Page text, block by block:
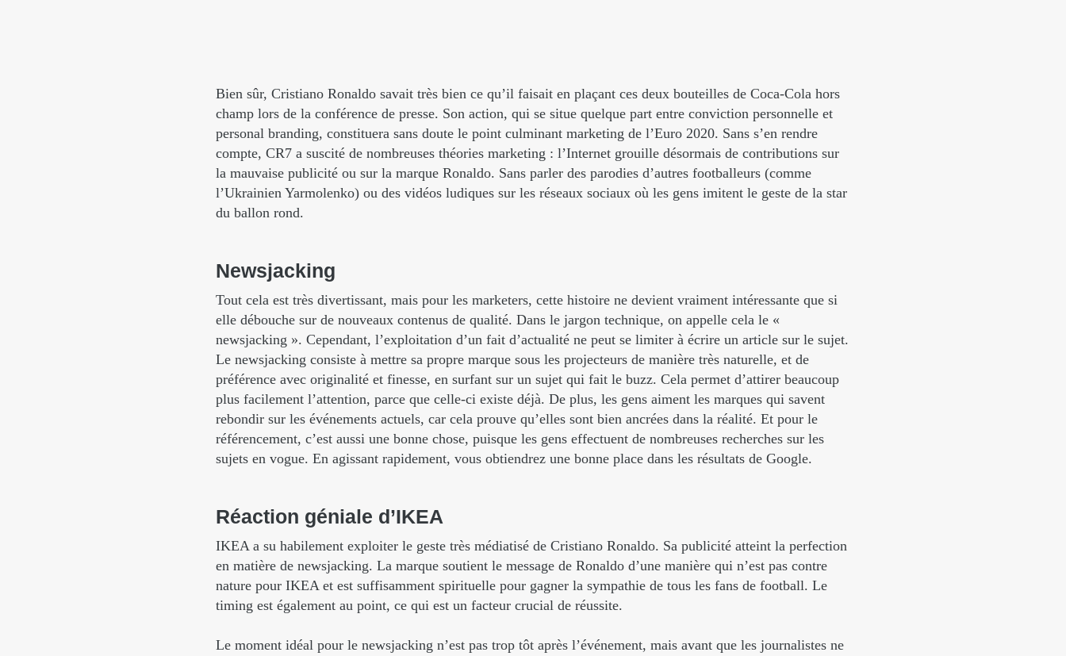
Bien sûr, Cristiano Ronaldo savait très bien ce qu’il faisait en plaçant ces deux bouteilles de Coca-Cola hors
champ lors de la conférence de presse. Son action, qui se situe quelque part entre conviction personnelle et
personal branding, constituera sans doute le point culminant marketing de l’Euro 2020. Sans s’en rendre
compte, CR7 a suscité de nombreuses théories marketing : l’Internet grouille désormais de contributions sur
la mauvaise publicité ou sur la marque Ronaldo. Sans parler des parodies d’autres footballeurs (comme
l’Ukrainien Yarmolenko) ou des vidéos ludiques sur les réseaux sociaux où les gens imitent le geste de la star
du ballon rond.
Newsjacking
Tout cela est très divertissant, mais pour les marketers, cette histoire ne devient vraiment intéressante que si
elle débouche sur de nouveaux contenus de qualité. Dans le jargon technique, on appelle cela le «
newsjacking ». Cependant, l’exploitation d’un fait d’actualité ne peut se limiter à écrire un article sur le sujet.
Le newsjacking consiste à mettre sa propre marque sous les projecteurs de manière très naturelle, et de
préférence avec originalité et finesse, en surfant sur un sujet qui fait le buzz. Cela permet d’attirer beaucoup
plus facilement l’attention, parce que celle-ci existe déjà. De plus, les gens aiment les marques qui savent
rebondir sur les événements actuels, car cela prouve qu’elles sont bien ancrées dans la réalité. Et pour le
référencement, c’est aussi une bonne chose, puisque les gens effectuent de nombreuses recherches sur les
sujets en vogue. En agissant rapidement, vous obtiendrez une bonne place dans les résultats de Google.
Réaction géniale d’IKEA
IKEA a su habilement exploiter le geste très médiatisé de Cristiano Ronaldo. Sa publicité atteint la perfection
en matière de newsjacking. La marque soutient le message de Ronaldo d’une manière qui n’est pas contre
nature pour IKEA et est suffisamment spirituelle pour gagner la sympathie de tous les fans de football. Le
timing est également au point, ce qui est un facteur crucial de réussite.
Le moment idéal pour le newsjacking n’est pas trop tôt après l’événement, mais avant que les journalistes ne